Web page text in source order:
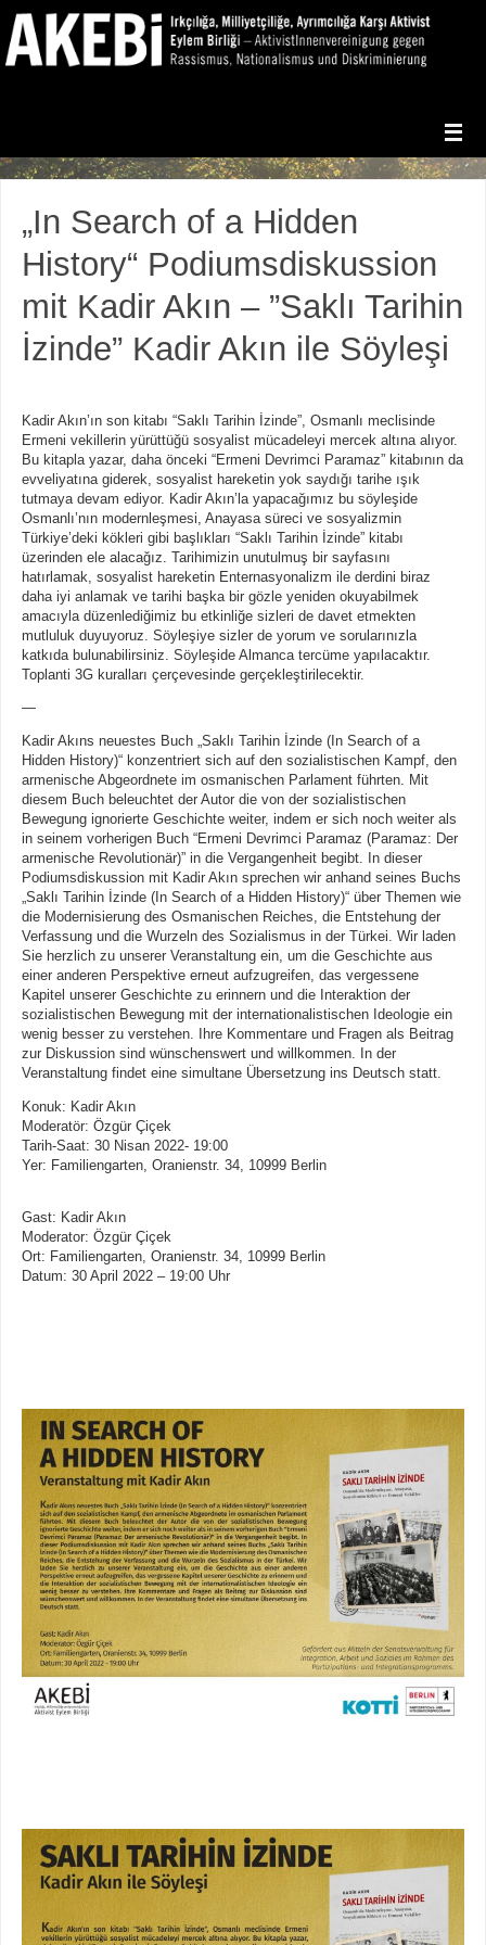
„In Search of a Hidden
History“ Podiumsdiskussion
mit Kadir Akın – ​”Saklı Tarihin
İzinde” Kadir Akın ile Söyleşi
Kadir Akın’ın son kitabı “Saklı Tarihin İzinde”, Osmanlı meclisinde
Ermeni vekillerin yürüttüğü sosyalist mücadeleyi mercek altına alıyor.
Bu kitapla yazar, daha önceki “Ermeni Devrimci Paramaz” kitabının da
evveliyatına giderek, sosyalist hareketin yok saydığı tarihe ışık
tutmaya devam ediyor. Kadir Akın’la yapacağımız bu söyleşide
Osmanlı’nın modernleşmesi, Anayasa süreci ve sosyalizmin
Türkiye’deki kökleri gibi başlıkları “Saklı Tarihin İzinde” kitabı
üzerinden ele alacağız. Tarihimizin unutulmuş bir sayfasını
hatırlamak, sosyalist hareketin Enternasyonalizm ile derdini biraz
daha iyi anlamak ve tarihi başka bir gözle yeniden okuyabilmek
amacıyla düzenlediğimiz bu etkinliğe sizleri de davet etmekten
mutluluk duyuyoruz. Söyleşiye sizler de yorum ve sorularınızla
katkıda bulunabilirsiniz. Söyleşide Almanca tercüme yapılacaktır.
Toplanti 3G kuralları çerçevesinde gerçekleştirilecektir.
—
Kadir Akıns neuestes Buch „Saklı Tarihin İzinde (In Search of a
Hidden History)“ konzentriert sich auf den sozialistischen Kampf, den
armenische Abgeordnete im osmanischen Parlament führten. Mit
diesem Buch beleuchtet der Autor die von der sozialistischen
Bewegung ignorierte Geschichte weiter, indem er sich noch weiter als
in seinem vorherigen Buch “Ermeni Devrimci Paramaz (Paramaz: Der
armenische Revolutionär)” in die Vergangenheit begibt. In dieser
Podiumsdiskussion mit Kadir Akın sprechen wir anhand seines Buchs
„Saklı Tarihin İzinde (In Search of a Hidden History)“ über Themen wie
die Modernisierung des Osmanischen Reiches, die Entstehung der
Verfassung und die Wurzeln des Sozialismus in der Türkei. Wir laden
Sie herzlich zu unserer Veranstaltung ein, um die Geschichte aus
einer anderen Perspektive erneut aufzugreifen, das vergessene
Kapitel unserer Geschichte zu erinnern und die Interaktion der
sozialistischen Bewegung mit der internationalistischen Ideologie ein
wenig besser zu verstehen. Ihre Kommentare und Fragen als Beitrag
zur Diskussion sind wünschenswert und willkommen. In der
Veranstaltung findet eine simultane Übersetzung ins Deutsch statt.
Konuk: Kadir Akın
Moderatör: Özgür Çiçek
Tarih-Saat: 30 Nisan 2022- 19:00
Yer: Familiengarten, Oranienstr. 34, 10999 Berlin
Gast: Kadir Akın
Moderator: Özgür Çiçek
Ort: Familiengarten, Oranienstr. 34, 10999 Berlin
Datum: 30 April 2022 – 19:00 Uhr